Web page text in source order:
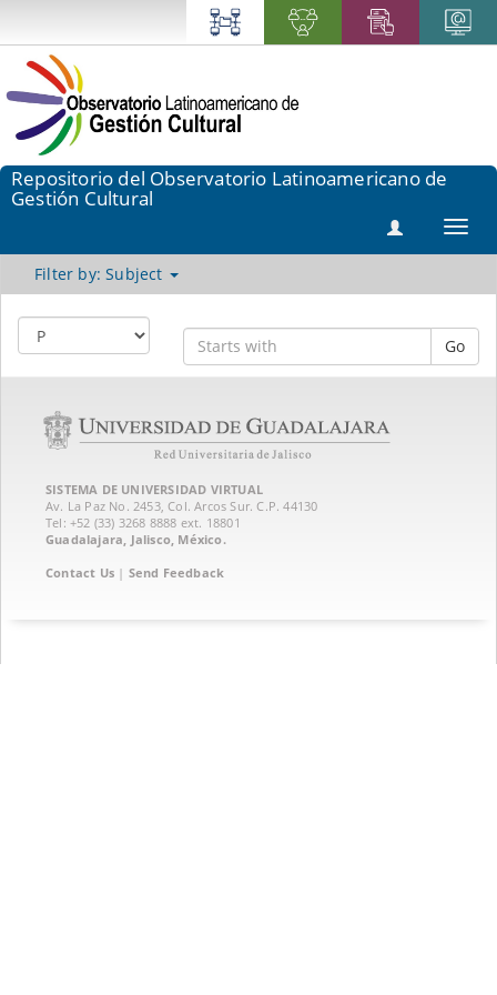
Repositorio del Observatorio Latinoamericano de
Gestión Cultural
Filter by: Subject
Go
SISTEMA DE UNIVERSIDAD VIRTUAL
Av. La Paz No. 2453, Col. Arcos Sur. C.P. 44130
Tel: +52 (33) 3268 8888‏ ext. 18801
Guadalajara, Jalisco, México.
Contact Us | Send Feedback